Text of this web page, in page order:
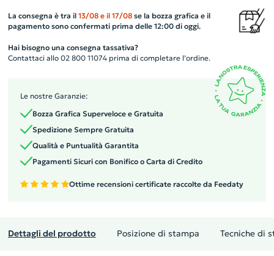
La consegna è tra il 13/08 e il 17/08se la bozza grafica e il
pagamento sono confermati prima delle 12:00 di oggi.
Hai bisogno una consegna tassativa?
Contattaci allo 02 800 11074 prima di completare l’ordine.
Le nostre Garanzie:
Bozza Grafica Superveloce e Gratuita
Spedizione Sempre Gratuita
Qualità e Puntualità Garantita
Pagamenti Sicuri con Bonifico o Carta di Credito
Ottime recensioni certificate raccolte da Feedaty
Dettagli del prodotto Posizione di stampa Tecniche di